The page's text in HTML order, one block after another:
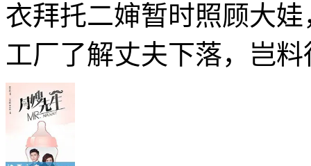
衣拜托二婶暂时照顾大
工厂了解丈夫下落，岂